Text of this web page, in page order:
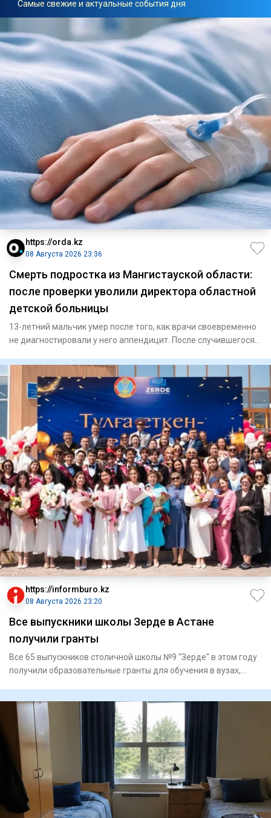
Самые свежие и актуальные события дня
https://orda.kz
08 Августа 2026 23:36
Смерть подростка из Мангистауской области:
после проверки уволили директора областной
детской больницы
13-летний мальчик умер после того, как врачи своевременно
не диагностировали у него аппендицит. После случившегося
https://informburo.kz
08 Августа 2026 23:20
Все выпускники школы Зерде в Астане
получили гранты
Все 65 выпускников столичной школы №9 "Зерде" в этом году
получили образовательные гранты для обучения в вузах,